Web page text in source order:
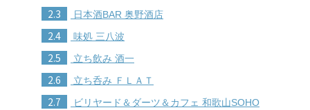
2.3 日本酒BAR 奥野酒店
2.4 味処 三八波
2.5 立ち飲み 酒一
2.6 立ち呑み ＦＬＡＴ
2.7 ビリヤード＆ダーツ＆カフェ 和歌山SOHO